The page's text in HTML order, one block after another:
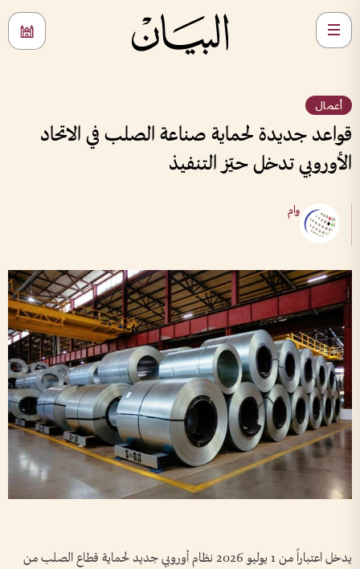
أعمال
قواعد جديدة لحماية صناعة الصلب في الاتحاد
الأوروبي تدخل حيّز التنفيذ
وام
يدخل اعتباراً من 1 يوليو 2026 نظام أوروبي جديد لحماية قطاع الصلب من